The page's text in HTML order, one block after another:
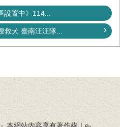
設置中》114...
救犬 臺南汪汪隊...